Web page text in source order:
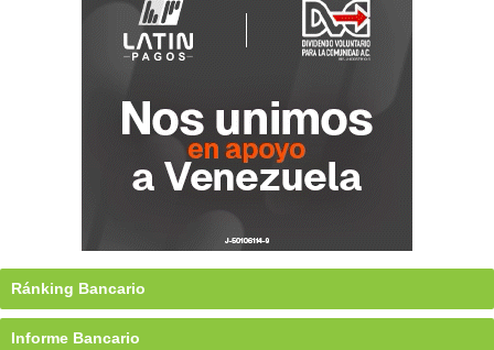
Ránking Bancario
Informe Bancario